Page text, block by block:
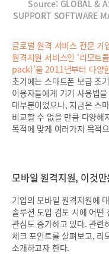
Source: GLOBAL &
SUPPORT SOFTWARE
글로벌 원격 서비스 전문 기
원격지원 서비스인 ‘리모
pack)’을 2011년부터 다양
초기에는 스마트폰 보급 초
이용자들에게 기기 사용법
대부분이었으나, 지금은 스
비교할 수 없을 만큼 다양해
목적에 맞게 여러가지 목적
모바일 원격지원, 이것
기업의 모바일 원격지원에
솔루션 도입 검토 시에 어떤
관심도 증가하고 있다. 관련
체크 포인트를 살펴보고, 리
소개하고자 한다.